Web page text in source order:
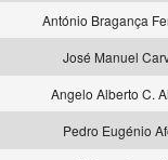
António Bragança
José Manuel
Angelo Alberto C.
Pedro Eugénio